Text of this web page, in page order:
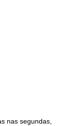
nas segundas,